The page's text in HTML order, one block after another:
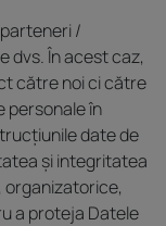
/
dvs. În acest caz,
către noi ci către
personale în
date de
și integritatea
organizatorice,
a proteja Datele